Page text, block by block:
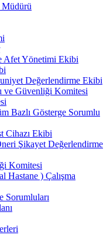
Afet Yönetimi Ekibi
Değerlendirme Ekibi
ve Güvenliği Komitesi
Bazlı Gösterge Sorumlu
Cihazı Ekibi
Şikayet Değerlendirme
Komitesi
) Çalışma
Sorumluları